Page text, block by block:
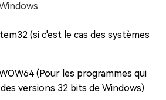
(si c'est le cas des systèmes
(Pour les programmes qui
versions 32 bits de Windows)